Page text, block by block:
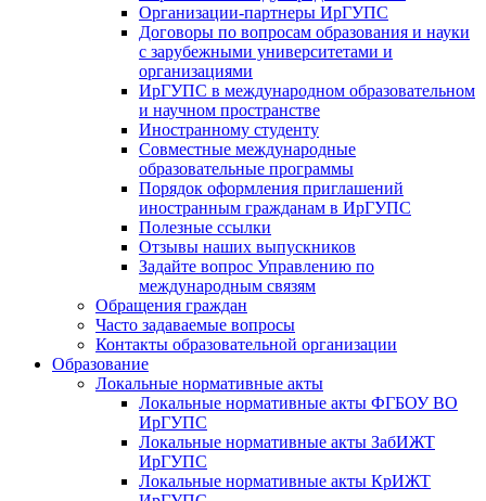
Организации-партнеры ИрГУПС
Договоры по вопросам образования и науки
с зарубежными университетами и
организациями
ИрГУПС в международном образовательном
и научном пространстве
Иностранному студенту
Совместные международные
образовательные программы
Порядок оформления приглашений
иностранным гражданам в ИрГУПС
Полезные ссылки
Отзывы наших выпускников
Задайте вопрос Управлению по
международным связям
Обращения граждан
Часто задаваемые вопросы
Контакты образовательной организации
Образование
Локальные нормативные акты
Локальные нормативные акты ФГБОУ ВО
ИрГУПС
Локальные нормативные акты ЗабИЖТ
ИрГУПС
Локальные нормативные акты КрИЖТ